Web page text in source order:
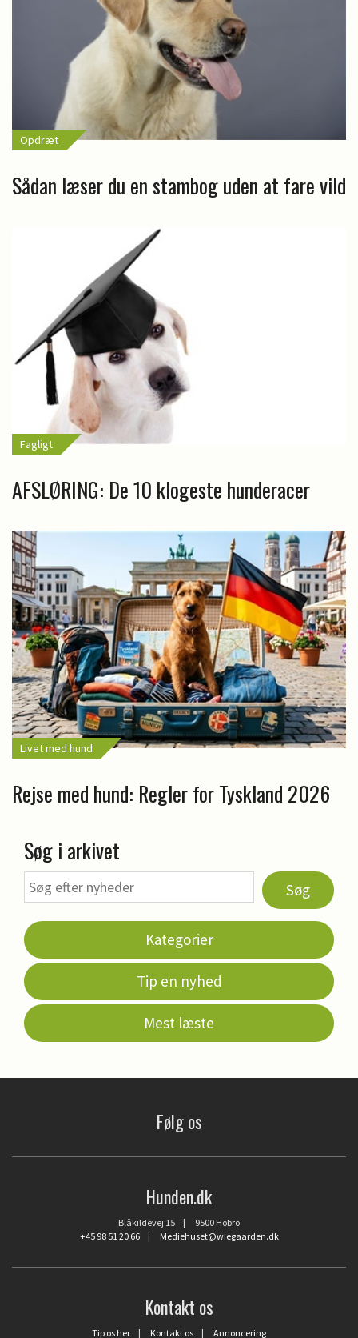
Opdræt
Sådan læser du en stambog uden at fare vild
Fagligt
AFSLØRING: De 10 klogeste hunderacer
Livet med hund
Rejse med hund: Regler for Tyskland 2026
Søg i arkivet
Søg
Kategorier
Tip en nyhed
Mest læste
Følg os
Hunden.dk
Blåkildevej 15 | 9500 Hobro
+45 98 51 20 66| Mediehuset@wiegaarden.dk
Kontakt os
Tip os her | Kontakt os | Annoncering